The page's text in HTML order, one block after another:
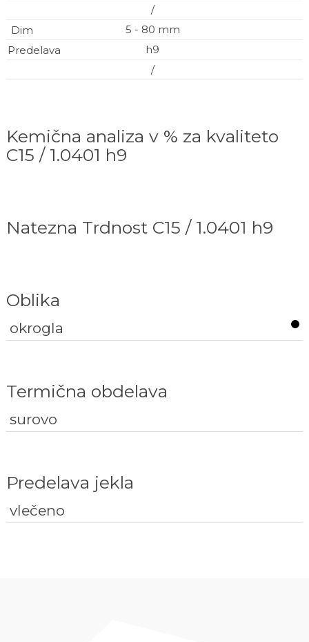
/
5 - 80 mm
h9
/
Kemična analiza v % za kvaliteto
C15 / 1.0401 h9
Natezna Trdnost C15 / 1.0401 h9
Oblika
okrogla
Termična obdelava
surovo
Predelava jekla
vlečeno